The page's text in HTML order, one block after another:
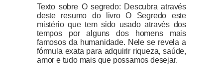
Texto sobre O segredo: Descubra através
deste resumo do livro O Segredo este
mistério que tem sido usado através dos
tempos por alguns dos homens mais
famosos da humanidade. Nele se revela a
fórmula exata para adquirir riqueza, saúde,
amor e tudo mais que possamos desejar.